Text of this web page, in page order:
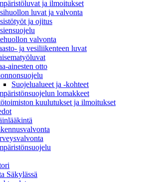
ja ilmoitukset
luvat ja valvonta
ja ojitus
valvonta
ja vesiliikenteen luvat
ainesten otto
Suojelualueet ja -kohteet
lomakkeet
kuulutukset ja ilmoitukset
Säkylässä